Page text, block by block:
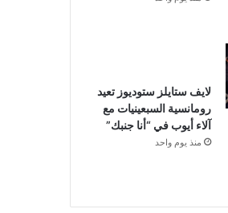
لايف ستايلز ستوديوز تعيد
رومانسية السبعينيات مع
آلاء أيوب في “أنا جنبك”
منذ يوم واحد